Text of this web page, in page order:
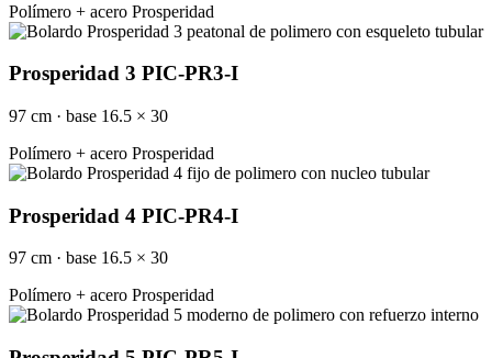
Polímero + acero Prosperidad
Prosperidad 3 PIC-PR3-I
97 cm · base 16.5 × 30
Polímero + acero Prosperidad
Prosperidad 4 PIC-PR4-I
97 cm · base 16.5 × 30
Polímero + acero Prosperidad